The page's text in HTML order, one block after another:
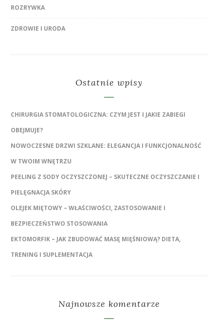
ROZRYWKA
ZDROWIE I URODA
Ostatnie wpisy
CHIRURGIA STOMATOLOGICZNA: CZYM JEST I JAKIE ZABIEGI
OBEJMUJE?
NOWOCZESNE DRZWI SZKLANE: ELEGANCJA I FUNKCJONALNOŚĆ
W TWOIM WNĘTRZU
PEELING Z SODY OCZYSZCZONEJ – SKUTECZNE OCZYSZCZANIE I
PIELĘGNACJA SKÓRY
OLEJEK MIĘTOWY – WŁAŚCIWOŚCI, ZASTOSOWANIE I
BEZPIECZEŃSTWO STOSOWANIA
EKTOMORFIK – JAK ZBUDOWAĆ MASĘ MIĘŚNIOWĄ? DIETA,
TRENING I SUPLEMENTACJA
Najnowsze komentarze